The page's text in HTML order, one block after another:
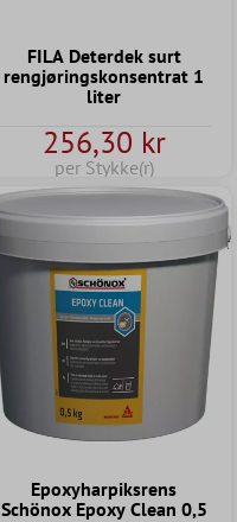
FILA Deterdek surt
rengjøringskonsentrat 1
liter
256,30 kr
per Stykke(r)
Epoxyharpiksrens
Schönox Epoxy Clean 0,5